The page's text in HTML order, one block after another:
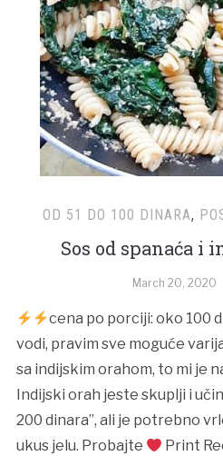
OD 51 DO 100 DINARA,
Sos od spanaća i
March 20, 2020
cena po porciji: oko 100
vodi, pravim sve moguće
sa indijskim orahom, to mi je
Indijski orah jeste skuplji i
200 dinara”, ali je potrebno
ukus jelu. Probajte
Print